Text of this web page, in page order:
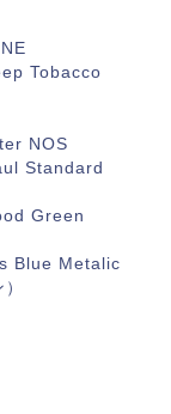
Tobacco
NOS
Standard
Green
Blue Metalic